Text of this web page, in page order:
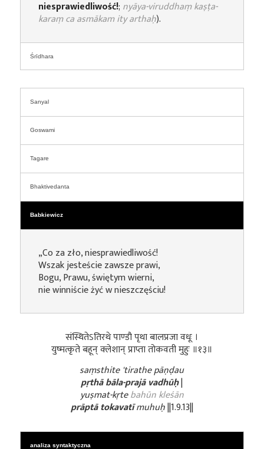
niesprawiedliwość!; nyāya-viruddhaṃ kaṣṭa-
karaṃ ca asmākam ity arthaḥ).
Śrīdhara
Sanyal
Goswami
Tagare
Bhaktivedanta
Babkiewicz
„Co za zło, niesprawiedliwość!
Wszak jesteście zawsze prawi,
Bogu, Prawu, świętym wierni,
nie winniście żyć w nieszczęściu!
संस्थितेऽतिरथे पाण्डौ पृथा बालप्रजा वधूः ।
युष्मत्कृते बहून् क्लेशान् प्राप्ता तोकवती मुहुः ॥१३॥
saṃsthite 'tirathe pāṇḍau
pṛthā bāla-prajā vadhūḥ|
yuṣmat-kṛtebahūn kleśān
prāptā tokavatīmuhuḥ||1.9.13||
analiza syntaktyczna